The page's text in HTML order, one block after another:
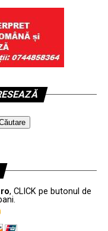
, CLICK pe butonul de